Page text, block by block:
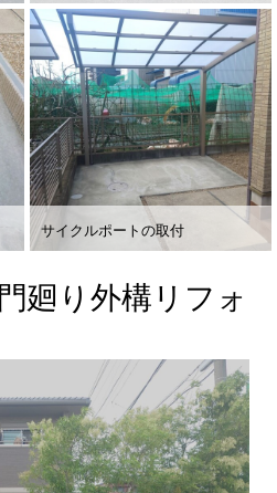
サイクルポートの取付
廻り外構リフォ